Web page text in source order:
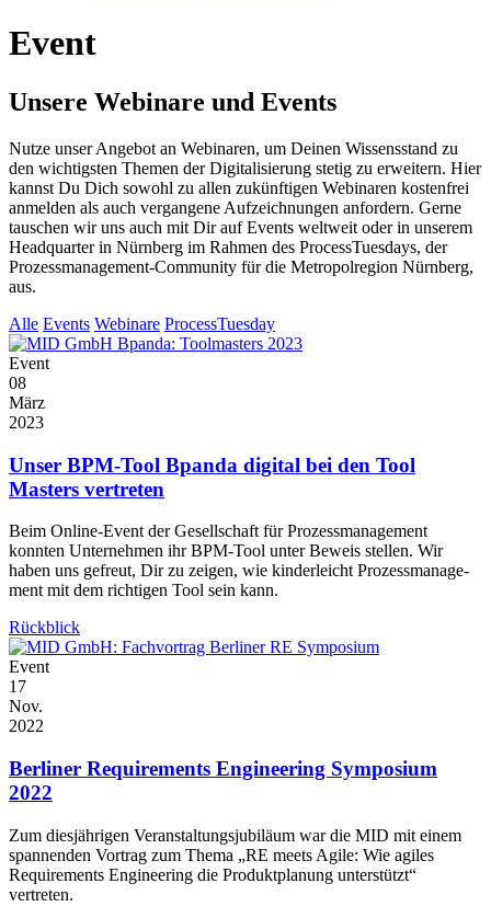
Event
Unsere Webinare und Events
Nutze unser Angebot an Webinaren, um Deinen Wissensstand zu
den wichtigsten Themen der Digitalisierung stetig zu erweitern. Hier
kannst Du Dich sowohl zu allen zukünftigen Webinaren kostenfrei
anmelden als auch vergangene Aufzeichnungen anfordern. Gerne
tauschen wir uns auch mit Dir auf Events weltweit oder in unserem
Headquarter in Nürnberg im Rahmen des ProcessTuesdays, der
Prozessmanagement-Community für die Metropolregion Nürnberg,
aus.
Alle Events Webinare ProcessTuesday
Event
08
März
2023
Unser BPM-Tool Bpanda digital bei den Tool
Masters vertreten
Beim Online-Event der Gesellschaft für Prozessmanagement
konnten Unternehmen ihr BPM-Tool unter Beweis stellen. Wir
haben uns gefreut, Dir zu zeigen, wie kinderleicht Prozess­mana­ge­
ment mit dem richtigen Tool sein kann.
Rückblick
Event
17
Nov.
2022
Berliner Requirements Engineering Symposium
2022
Zum diesjährigen Veranstaltungsjubiläum war die MID mit einem
spannenden Vortrag zum Thema „RE meets Agile: Wie agiles
Requirements Engineering die Produktplanung unterstützt“
vertreten.